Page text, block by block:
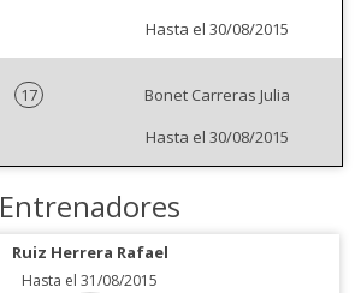
Hasta el 30/08/2015
17
Bonet Carreras Julia
Hasta el 30/08/2015
Entrenadores
Ruiz Herrera Rafael
Hasta el 31/08/2015